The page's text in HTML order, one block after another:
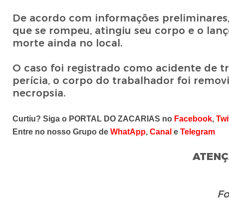
De acordo com informações
que se rompeu, atingiu seu corpo e o
morte ainda no local.
O caso foi registrado como acidente de
perícia, o corpo do trabalhador foi
necropsia.
Curtiu? Siga o PORTAL DO ZACARIAS no Facebook,
Entre no nosso Grupo de WhatApp, Canal e Telegram